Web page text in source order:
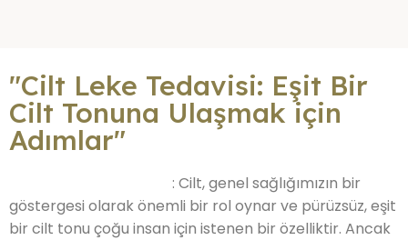
"Cilt Leke Tedavisi: Eşit Bir
Cilt Tonuna Ulaşmak için
Adımlar"
: Cilt, genel sağlığımızın bir
göstergesi olarak önemli bir rol oynar ve pürüzsüz, eşit
bir cilt tonu çoğu insan için istenen bir özelliktir. Ancak